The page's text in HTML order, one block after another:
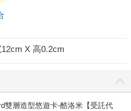
X 高0.2cm
雙層造型悠遊卡-酷洛米【受託代